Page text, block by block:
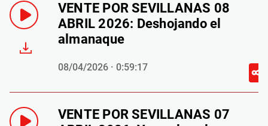
VENTE POR SEVILLANAS 08
ABRIL 2026: Deshojando el
almanaque
08/04/2026 · 0:59:17
VENTE POR SEVILLANAS 07